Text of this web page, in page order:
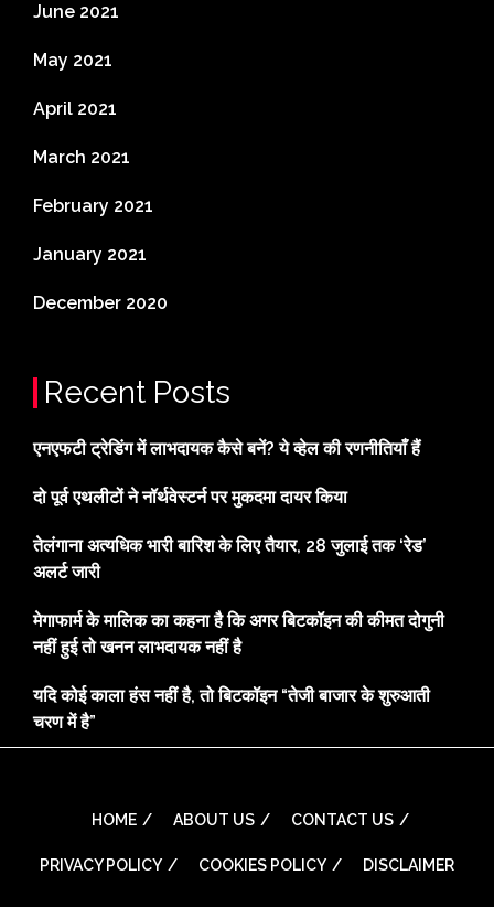
June 2021
May 2021
April 2021
March 2021
February 2021
January 2021
December 2020
Recent Posts
एनएफटी ट्रेडिंग में लाभदायक कैसे बनें? ये व्हेल की रणनीतियाँ हैं
दो पूर्व एथलीटों ने नॉर्थवेस्टर्न पर मुकदमा दायर किया
तेलंगाना अत्यधिक भारी बारिश के लिए तैयार, 28 जुलाई तक ‘रेड’
अलर्ट जारी
मेगाफार्म के मालिक का कहना है कि अगर बिटकॉइन की कीमत दोगुनी
नहीं हुई तो खनन लाभदायक नहीं है
यदि कोई काला हंस नहीं है, तो बिटकॉइन “तेजी बाजार के शुरुआती
चरण में है”
HOME ABOUT US CONTACT US
PRIVACY POLICY COOKIES POLICY DISCLAIMER